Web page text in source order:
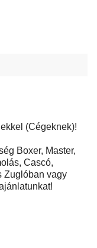
(Cégeknek)!
Boxer, Master,
Cascó,
Zuglóban vagy